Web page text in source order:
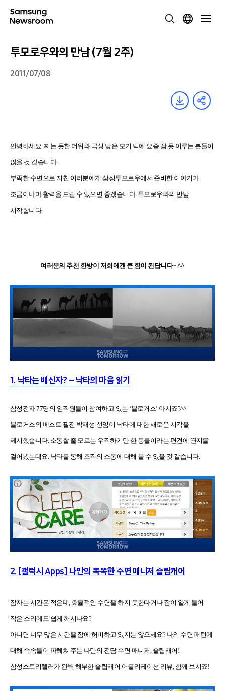
투모로우와의 만남 (7월 2주)
2011/07/08
안녕하세요. 찌는 듯한 더위와 극성 맞은 모기 덕에 요즘 잠 못 이루는 분들이
많을 것 같습니다.
부족한 수면으로 지친 여러분에게 삼성투모로우에서 준비한 이야기가
조금이나마 활력을 드릴 수 있으면 좋겠습니다. 투모로우와의 만남
시작합니다.
여러분의 추천 한방이 저희에겐 큰 힘이 된답니다~ ^^
1. 낙타는 배신자? – 낙타의 마음 읽기
삼성전자 77명의 임직원들이 참여하고 있는 ‘블로거스’ 아시죠?^^
블로거스의 베스트 필진 박재성 선임이 낙타에 대한 새로운 시각을
제시했습니다. 소통할 줄 모르는 우직하기만 한 동물이라는 편견에 딴지를
걸어봤는데요. 낙타를 통해 조직의 소통에 대해 볼 수 있을 것 같습니다.
2. [갤럭시 Apps] 나만의 똑똑한 수면 매니저 슬립캐어
잠자는 시간은 적은데, 효율적인 수면을 하지 못한다거나 잠이 얕게 들어
작은 소리에도 쉽게 깨시나요?
아니면 너무 많은 시간을 잠에 허비하고 있지는 않으세요? 나의 수면 패턴에
대해 속속들이 파헤쳐 주는 나만의 전담 수면 매니저, 슬립캐어!
삼성스토리텔러가 완벽 해부한 슬립캐어 어플리케이션 리뷰, 함께 보시죠!